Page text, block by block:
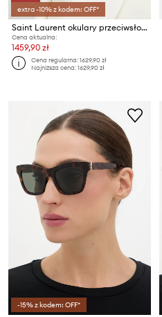
extra -10% z kodem: OFF*
Saint Laurent okulary przeciwsłoneczne pilotki damskie
Cena aktualna:
1459,90 zł
Cena regularna:1629,90 zł
Najniższa cena:1629,90 zł
-15% z kodem: OFF*